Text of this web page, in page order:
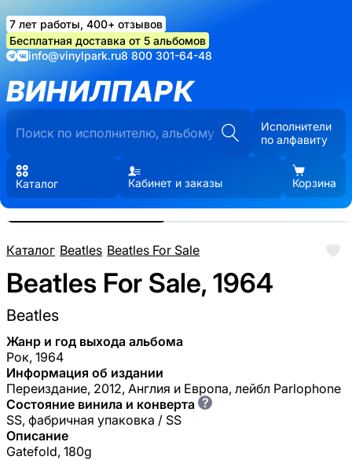
7 лет работы, 400+ отзывов
Бесплатная доставка от 5 альбомов
info@vinylpark.ru8 800 301-64-48
ВИНИЛПАРК
Исполнители
по алфавиту
Каталог Кабинет и заказы Корзина
Каталог/Beatles/Beatles For Sale
Beatles For Sale, 1964
Beatles
Жанр и год выхода альбома
Рок, 1964
Информация об издании
Переиздание, 2012, Англия и Европа, лейбл Parlophone
Состояние винила и конверта ?
SS, фабричная упаковка / SS
Описание
Gatefold, 180g
Реальные фото пластинки.
Нажмите, чтобы увеличить